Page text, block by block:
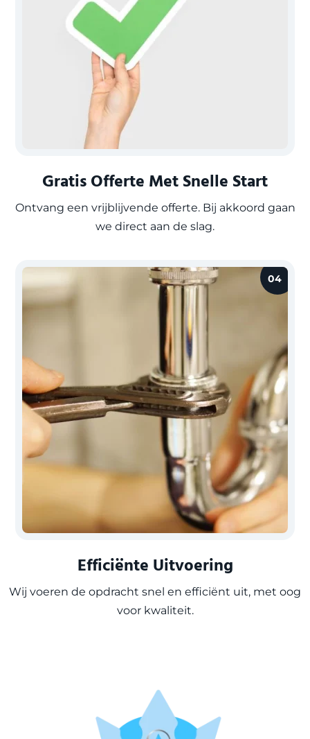
Gratis Offerte Met Snelle Start
Ontvang een vrijblijvende offerte. Bij akkoord gaan
we direct aan de slag.
04
Efficiënte Uitvoering
Wij voeren de opdracht snel en efficiënt uit, met oog
voor kwaliteit.